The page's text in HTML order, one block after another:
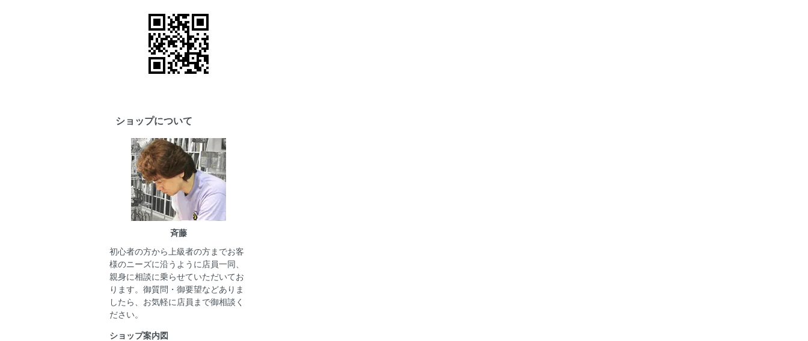
ショップについて
斉藤
初心者の方から上級者の方までお客
様のニーズに沿うように店員一同、
親身に相談に乗らせていただいてお
ります。御質問・御要望などありま
したら、お気軽に店員まで御相談く
ださい。
ショップ案内図